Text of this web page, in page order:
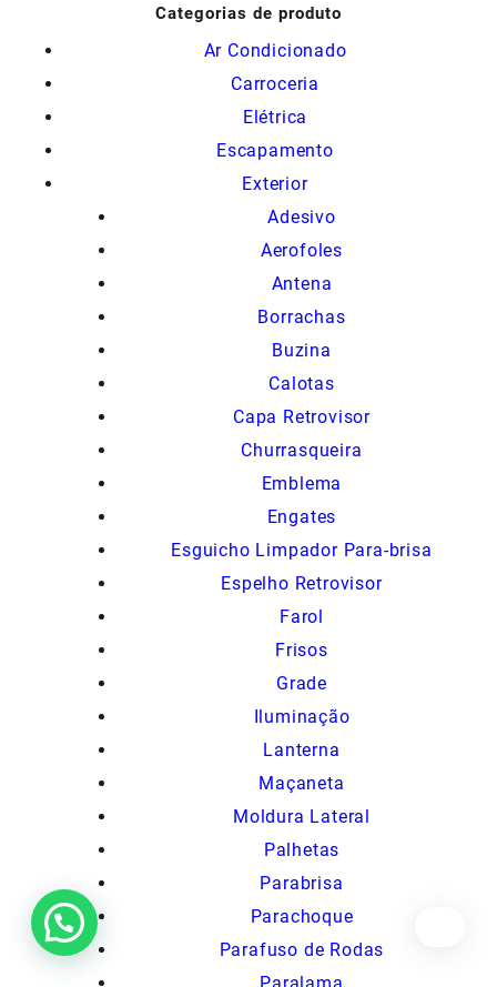
Categorias de produto
Ar Condicionado
Carroceria
Elétrica
Escapamento
Exterior
Adesivo
Aerofoles
Antena
Borrachas
Buzina
Calotas
Capa Retrovisor
Churrasqueira
Emblema
Engates
Esguicho Limpador Para-brisa
Espelho Retrovisor
Farol
Frisos
Grade
Iluminação
Lanterna
Maçaneta
Moldura Lateral
Palhetas
Parabrisa
Parachoque
Parafuso de Rodas